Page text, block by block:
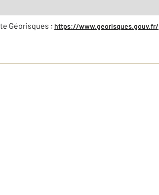
Géorisques : https://www.georisques.gouv.fr/